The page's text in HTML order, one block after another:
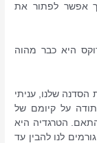
אפשר לפתור את
היא כבר מהוה
הסדנה שלנו, עניתי
תודה על קיומם של
הטרגדיה היא
לנו להבין עד